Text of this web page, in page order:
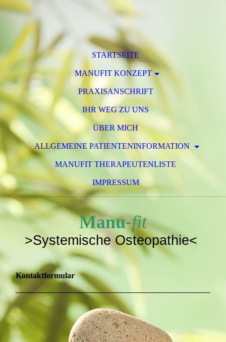
STARTSEITE
MANUFIT KONZEPT
PRAXISANSCHRIFT
IHR WEG ZU UNS
ÜBER MICH
ALLGEMEINE PATIENTENINFORMATION
MANUFIT THERAPEUTENLISTE
IMPRESSUM
Manu-fit
>Systemische Osteopathie<
Kontaktformular